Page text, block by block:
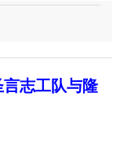
志工队与隆